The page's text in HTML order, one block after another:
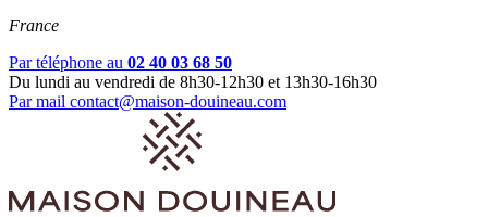
France
Par téléphone au 02 40 03 68 50
Du lundi au vendredi de 8h30-12h30 et 13h30-16h30
Par mail contact@maison-douineau.com